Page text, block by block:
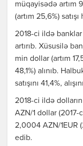
müqayisədə artım
(artım 25,6%)
2018-ci ildə banklar
artırıb. Xüsusilə
min dollar (artım
48,1%) alınıb.
satışını 41,4%,
2018-ci ildə
AZN/1 dollar (2017-
2,0004 AZN/1EUR
edib.